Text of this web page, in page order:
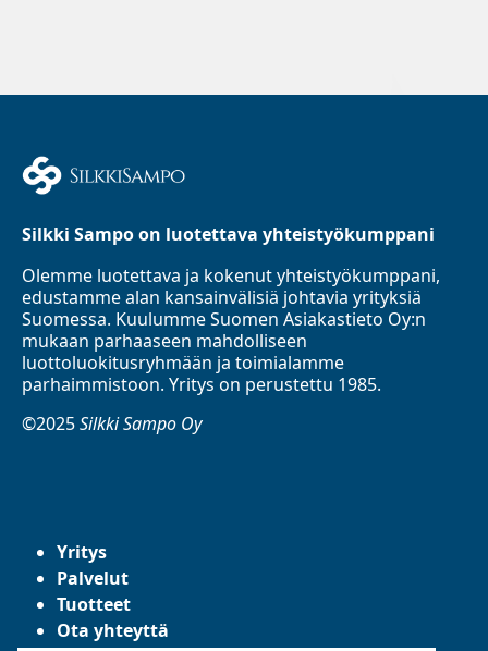
Silkki Sampo on luotettava yhteistyökumppani
Olemme luotettava ja kokenut yhteistyökumppani,
edustamme alan kansainvälisiä johtavia yrityksiä
Suomessa. Kuulumme Suomen Asiakastieto Oy:n
mukaan parhaaseen mahdolliseen
luottoluokitusryhmään ja toimialamme
parhaimmistoon. Yritys on perustettu 1985.
©2025Silkki Sampo Oy
Yritys
Palvelut
Tuotteet
Ota yhteyttä